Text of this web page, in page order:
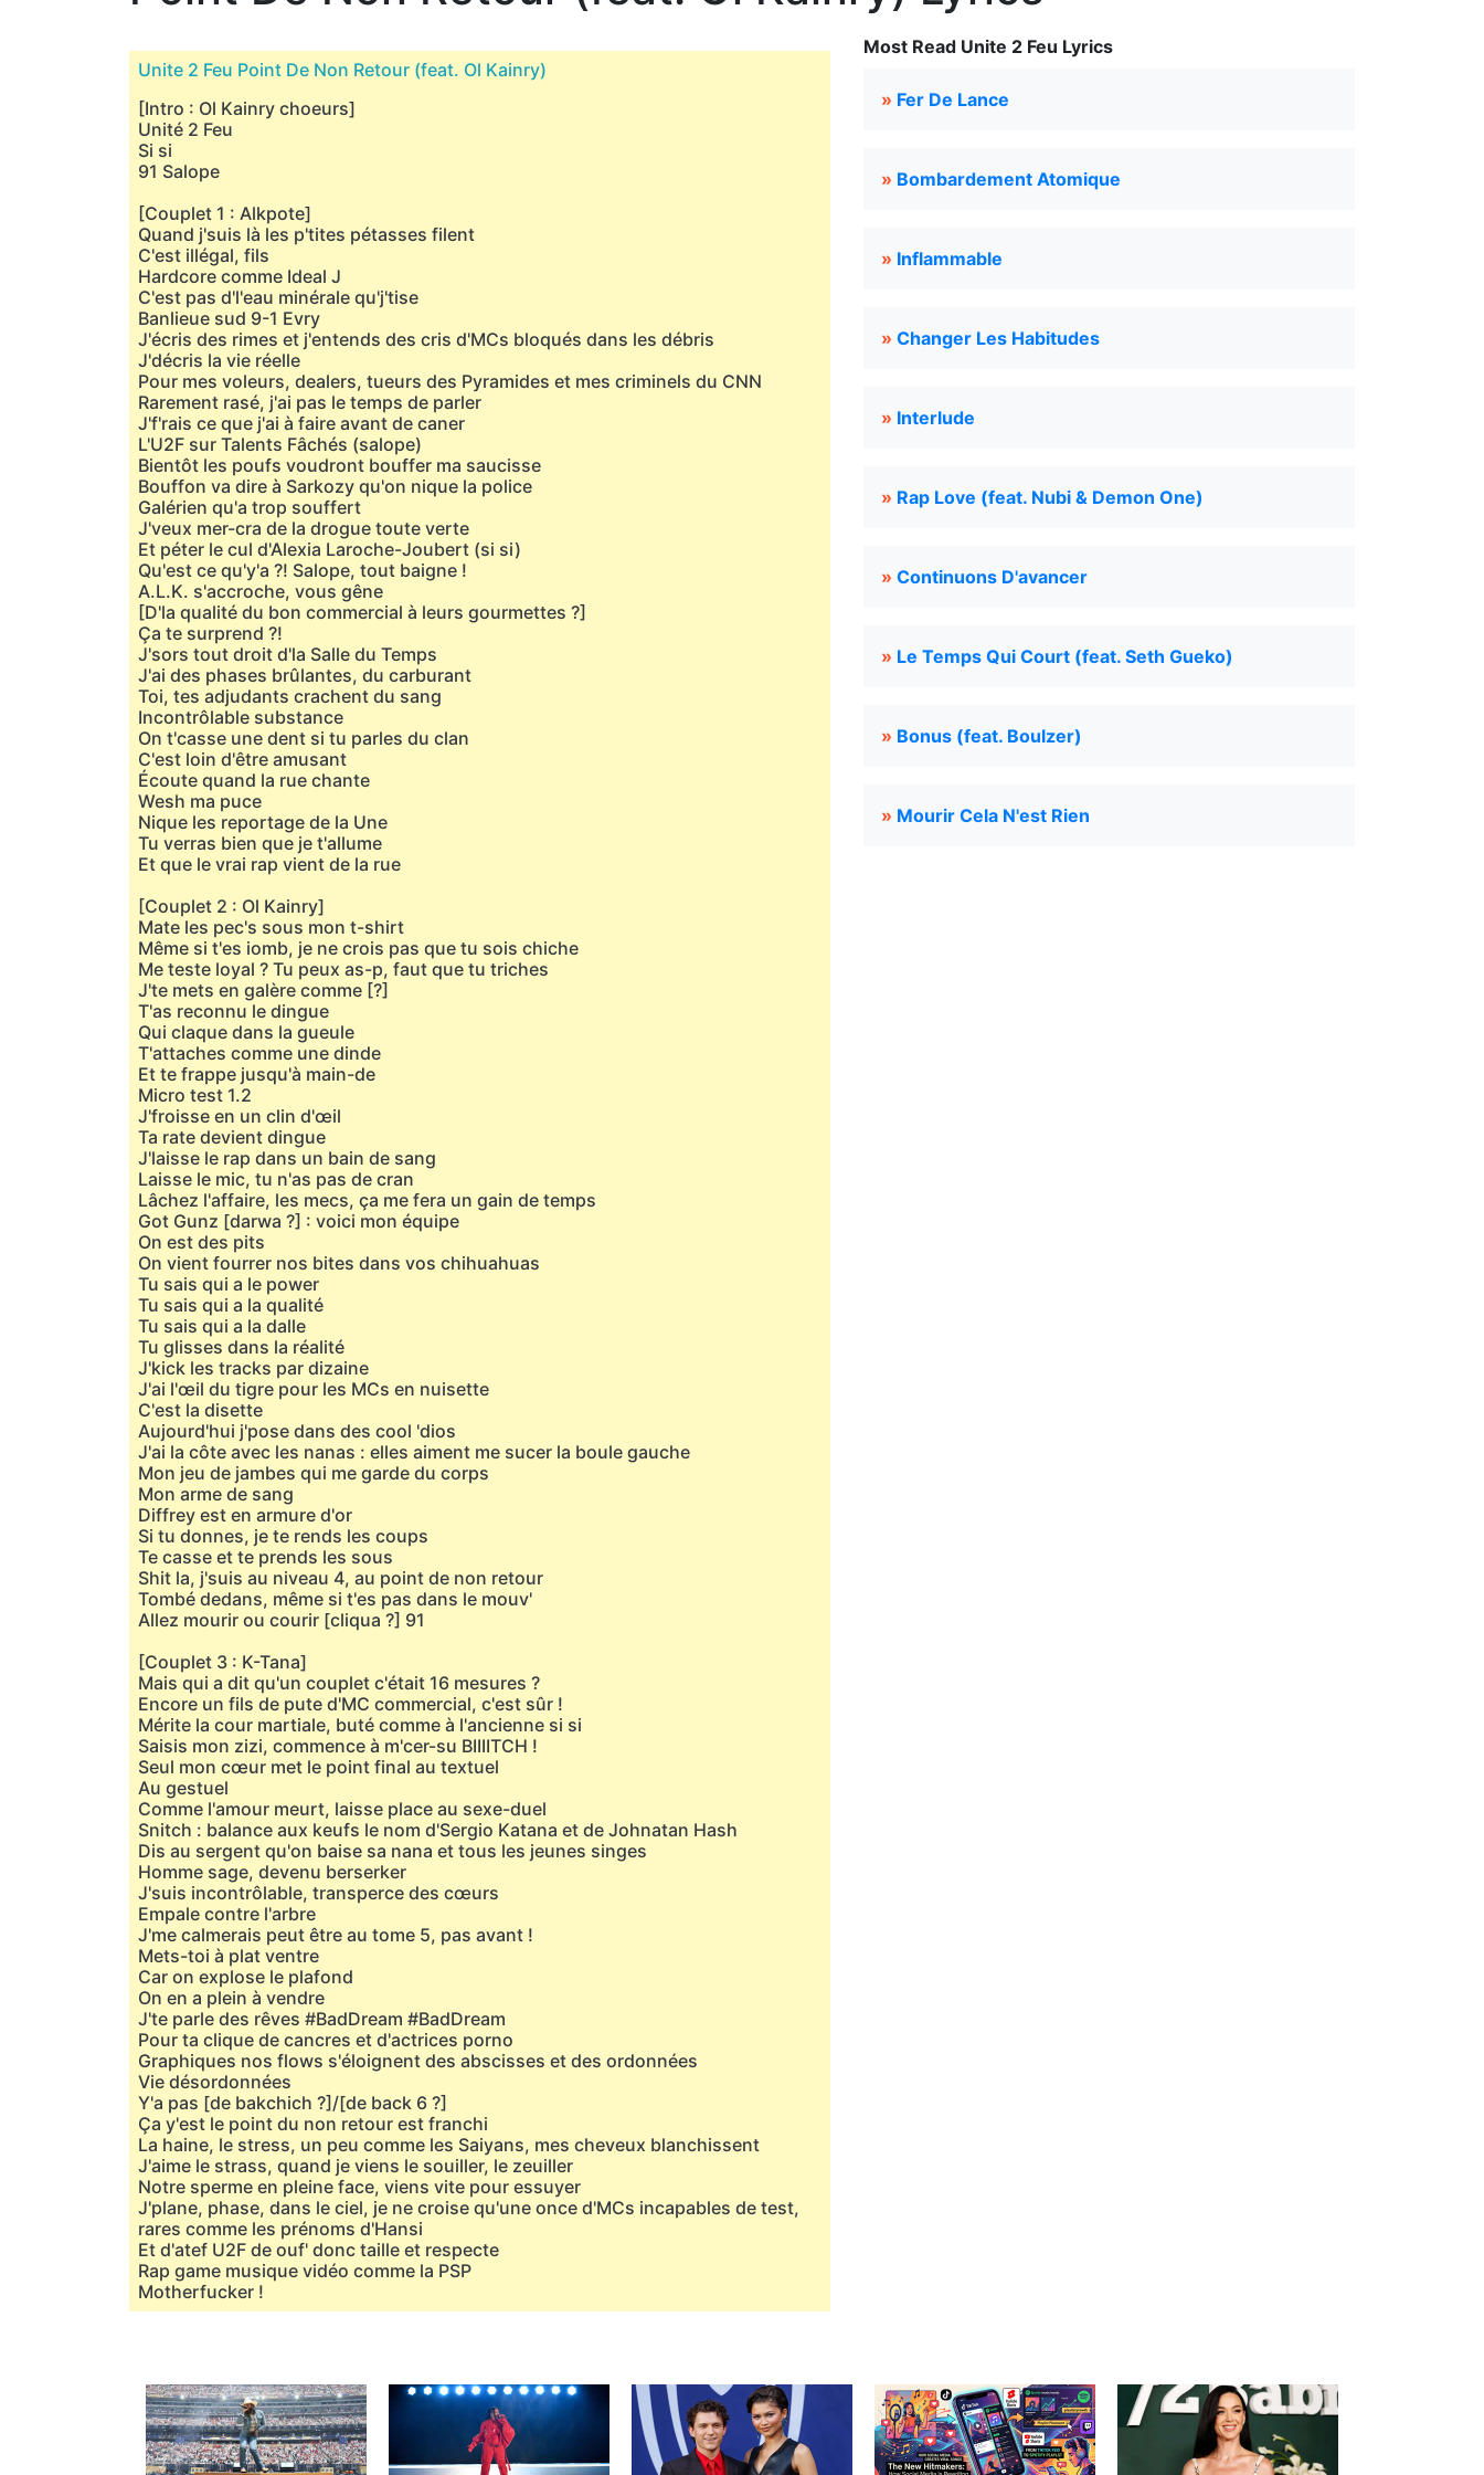
Unite 2 Feu Point De Non Retour (feat. Ol Kainry)
[Intro : Ol Kainry choeurs]
Unité 2 Feu
Si si
91 Salope
[Couplet 1 : Alkpote]
Quand j'suis là les p'tites pétasses filent
C'est illégal, fils
Hardcore comme Ideal J
C'est pas d'l'eau minérale qu'j'tise
Banlieue sud 9-1 Evry
J'écris des rimes et j'entends des cris d'MCs bloqués dans les débris
J'décris la vie réelle
Pour mes voleurs, dealers, tueurs des Pyramides et mes criminels du CNN
Rarement rasé, j'ai pas le temps de parler
J'f'rais ce que j'ai à faire avant de caner
L'U2F sur Talents Fâchés (salope)
Bientôt les poufs voudront bouffer ma saucisse
Bouffon va dire à Sarkozy qu'on nique la police
Galérien qu'a trop souffert
J'veux mer-cra de la drogue toute verte
Et péter le cul d'Alexia Laroche-Joubert (si si)
Qu'est ce qu'y'a ?! Salope, tout baigne !
A.L.K. s'accroche, vous gêne
[D'la qualité du bon commercial à leurs gourmettes ?]
Ça te surprend ?!
J'sors tout droit d'la Salle du Temps
J'ai des phases brûlantes, du carburant
Toi, tes adjudants crachent du sang
Incontrôlable substance
On t'casse une dent si tu parles du clan
C'est loin d'être amusant
Écoute quand la rue chante
Wesh ma puce
Nique les reportage de la Une
Tu verras bien que je t'allume
Et que le vrai rap vient de la rue
[Couplet 2 : Ol Kainry]
Mate les pec's sous mon t-shirt
Même si t'es iomb, je ne crois pas que tu sois chiche
Me teste loyal ? Tu peux as-p, faut que tu triches
J'te mets en galère comme [?]
T'as reconnu le dingue
Qui claque dans la gueule
T'attaches comme une dinde
Et te frappe jusqu'à main-de
Micro test 1.2
J'froisse en un clin d'œil
Ta rate devient dingue
J'laisse le rap dans un bain de sang
Laisse le mic, tu n'as pas de cran
Lâchez l'affaire, les mecs, ça me fera un gain de temps
Got Gunz [darwa ?] : voici mon équipe
On est des pits
On vient fourrer nos bites dans vos chihuahuas
Tu sais qui a le power
Tu sais qui a la qualité
Tu sais qui a la dalle
Tu glisses dans la réalité
J'kick les tracks par dizaine
J'ai l'œil du tigre pour les MCs en nuisette
C'est la disette
Aujourd'hui j'pose dans des cool 'dios
J'ai la côte avec les nanas : elles aiment me sucer la boule gauche
Mon jeu de jambes qui me garde du corps
Mon arme de sang
Diffrey est en armure d'or
Si tu donnes, je te rends les coups
Te casse et te prends les sous
Shit la, j'suis au niveau 4, au point de non retour
Tombé dedans, même si t'es pas dans le mouv'
Allez mourir ou courir [cliqua ?] 91
[Couplet 3 : K-Tana]
Mais qui a dit qu'un couplet c'était 16 mesures ?
Encore un fils de pute d'MC commercial, c'est sûr !
Mérite la cour martiale, buté comme à l'ancienne si si
Saisis mon zizi, commence à m'cer-su BIIIITCH !
Seul mon cœur met le point final au textuel
Au gestuel
Comme l'amour meurt, laisse place au sexe-duel
Snitch : balance aux keufs le nom d'Sergio Katana et de Johnatan Hash
Dis au sergent qu'on baise sa nana et tous les jeunes singes
Homme sage, devenu berserker
J'suis incontrôlable, transperce des cœurs
Empale contre l'arbre
J'me calmerais peut être au tome 5, pas avant !
Mets-toi à plat ventre
Car on explose le plafond
On en a plein à vendre
J'te parle des rêves #BadDream #BadDream
Pour ta clique de cancres et d'actrices porno
Graphiques nos flows s'éloignent des abscisses et des ordonnées
Vie désordonnées
Y'a pas [de bakchich ?]/[de back 6 ?]
Ça y'est le point du non retour est franchi
La haine, le stress, un peu comme les Saiyans, mes cheveux blanchissent
J'aime le strass, quand je viens le souiller, le zeuiller
Notre sperme en pleine face, viens vite pour essuyer
J'plane, phase, dans le ciel, je ne croise qu'une once d'MCs incapables de test,
rares comme les prénoms d'Hansi
Et d'atef U2F de ouf' donc taille et respecte
Rap game musique vidéo comme la PSP
Motherfucker !
Most Read Unite 2 Feu Lyrics
» Fer De Lance
» Bombardement Atomique
» Inflammable
» Changer Les Habitudes
» Interlude
» Rap Love (feat. Nubi & Demon One)
» Continuons D'avancer
» Le Temps Qui Court (feat. Seth Gueko)
» Bonus (feat. Boulzer)
» Mourir Cela N'est Rien